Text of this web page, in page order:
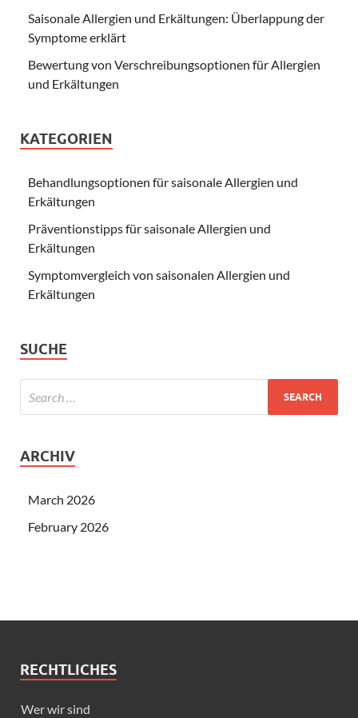
Saisonale Allergien und Erkältungen: Überlappung der
Symptome erklärt
Bewertung von Verschreibungsoptionen für Allergien
und Erkältungen
KATEGORIEN
Behandlungsoptionen für saisonale Allergien und
Erkältungen
Präventionstipps für saisonale Allergien und
Erkältungen
Symptomvergleich von saisonalen Allergien und
Erkältungen
SUCHE
ARCHIV
March 2026
February 2026
RECHTLICHES
Wer wir sind